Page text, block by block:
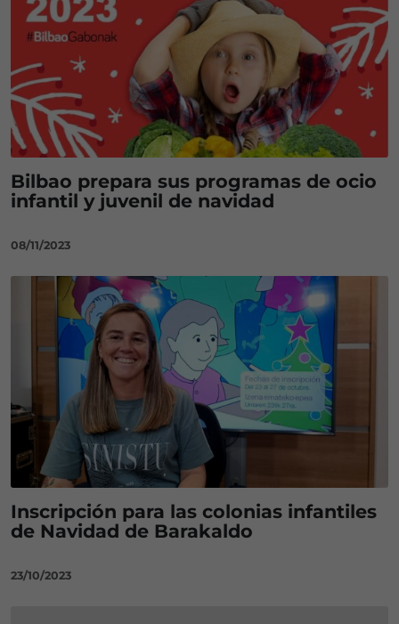
Bilbao prepara sus programas de ocio
infantil y juvenil de navidad
08/11/2023
Inscripción para las colonias infantiles
de Navidad de Barakaldo
23/10/2023